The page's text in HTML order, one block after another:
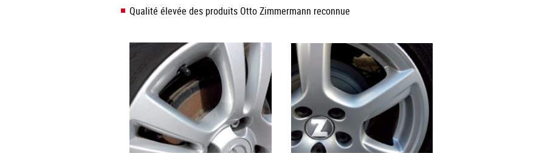
Qualité élevée des produits Otto Zimmermann reconnue